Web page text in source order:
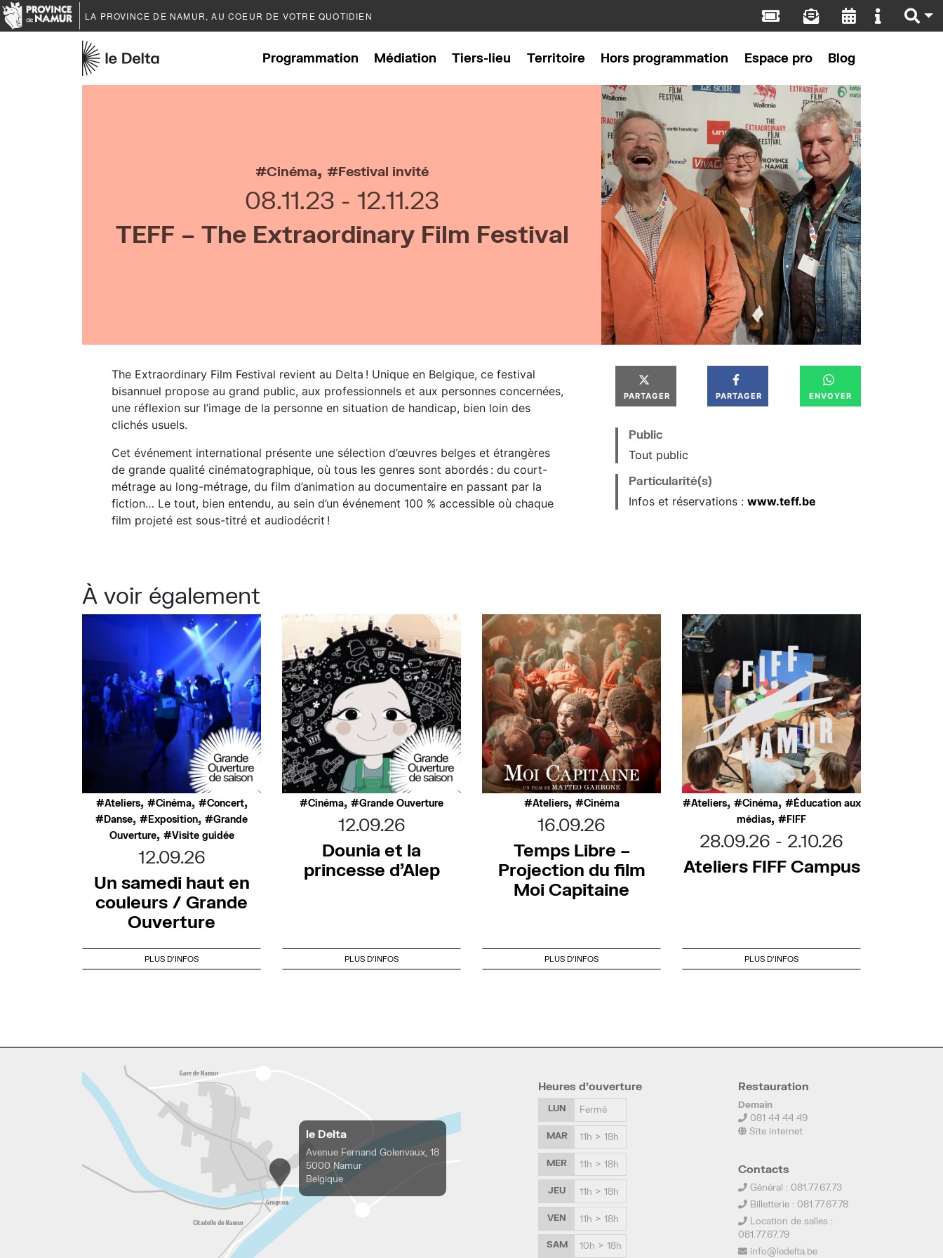
LA PROVINCE DE NAMUR, AU COEUR DE VOTRE QUOTIDIEN
Programmation Médiation Tiers-lieu Territoire Hors programmation Espace pro Blog
Cinéma, Festival invité
08.11.23
12.11.23
TEFF – The Extraordinary Film Festival
The Extraordinary Film Festival revient au Delta ! Unique en Belgique, ce festival
bisannuel propose au grand public, aux professionnels et aux personnes concernées,
une réflexion sur l’image de la personne en situation de handicap, bien loin des
clichés usuels.
Cet événement international présente une sélection d’œuvres belges et étrangères
de grande qualité cinématographique, où tous les genres sont abordés : du court-
métrage au long-métrage, du film d’animation au documentaire en passant par la
fiction… Le tout, bien entendu, au sein d’un événement 100 % accessible où chaque
film projeté est sous-titré et audiodécrit !
PARTAGER PARTAGER ENVOYER
Public
Tout public
Particularité(s)
Infos et réservations : www.teff.be
À voir également
Ateliers, Cinéma, Concert,
Danse, Exposition,
Grande
Ouverture, Visite guidée
12.09.26
Un samedi haut en
couleurs / Grande
Ouverture
PLUS D'INFOS
Cinéma, Grande Ouverture
12.09.26
Dounia et la
princesse d’Alep
PLUS D'INFOS
Ateliers, Cinéma
16.09.26
Temps Libre –
Projection du film
Moi Capitaine
PLUS D'INFOS
Ateliers, Cinéma,
Éducation aux
médias, FIFF
28.09.26
2.10.26
Ateliers FIFF Campus
PLUS D'INFOS
le Delta
Avenue Fernand Golenvaux, 18
5000 Namur
Belgique
Heures d’ouverture
LUN Fermé
MAR 11h > 18h
MER 11h > 18h
JEU 11h > 18h
VEN 11h > 18h
SAM 10h > 18h
Restauration
Demain
081 44 44 49
Site internet
Contacts
Général : 081.77.67.73
Billetterie : 081.77.67.78
Location de salles :
081.77.67.79
info@ledelta.be